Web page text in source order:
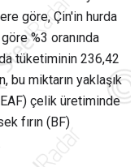
göre, Çin'in hurda
%3 oranında
tüketiminin 236,42
bu miktarın yaklaşık
çelik üretiminde
fırın (BF)